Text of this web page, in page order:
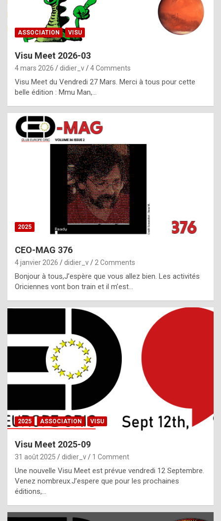
p
l
c
h
i
s
t
o
r
p
e
c
i
l
,
g
h
t
f
ASSOCIATION VISU
Visu Meet 2026-03
4 mars 2026 didier_v 4 Comments
Visu Meet du Vendredi 27 Mars. Merci à tous pour cette
belle édition : Mmu Man,…
2025
CEO-MAG 376
4 janvier 2026 didier_v 2 Comments
Bonjour à tous,J’espère que vous allez bien. Les activités
Oriciennes vont bon train et il m’est…
2025 ASSOCIATION VISU
Visu Meet 2025-09
31 août 2025 didier_v 1 Comment
Une nouvelle Visu Meet est prévue vendredi 12 Septembre.
Venez nombreux.J’espere que pour les prochaines
éditions,…